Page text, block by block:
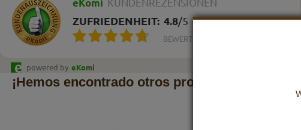
eKomi KUNDENREZENSIONEN
ZUFRIEDENHEIT: 4.8/5
BEWERTUNGEN
powered by eKomi
¡Hemos encontrado otros productos que te